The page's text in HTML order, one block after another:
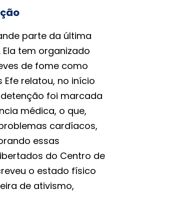
parte da última
tem organizado
de fome como
relatou, no início
foi marcada
médica, o que,
cardíacos,
essas
do Centro de
o estado físico
de ativismo,